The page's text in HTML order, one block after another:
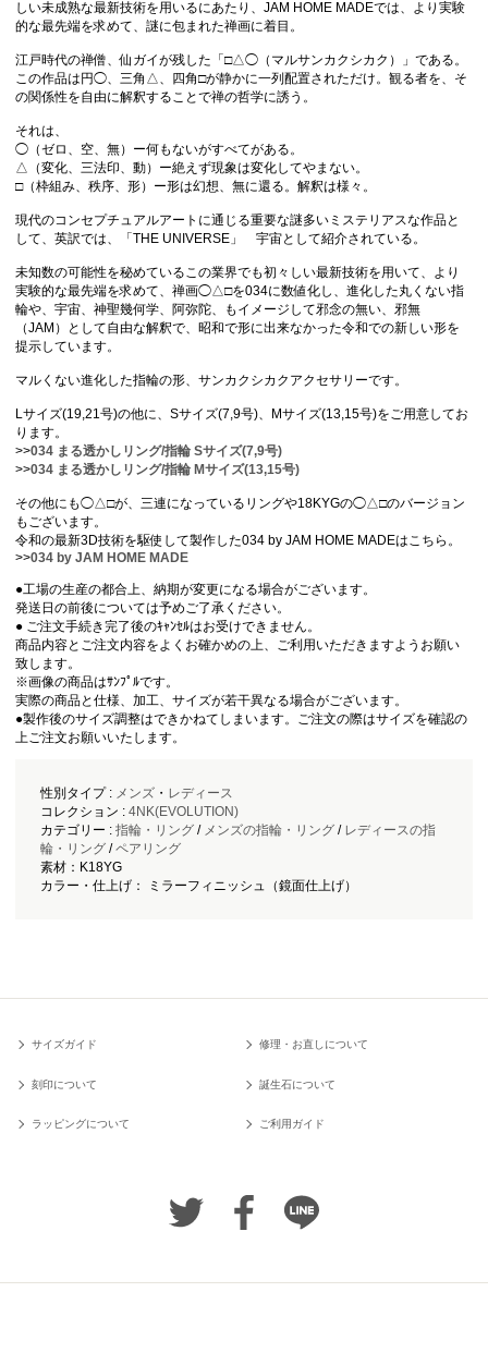
しい未成熟な最新技術を用いるにあたり、JAM HOME MADEでは、より実験
的な最先端を求めて、謎に包まれた禅画に着目。
江戸時代の禅僧、仙ガイが残した「□△◯（マルサンカクシカク）」である。
この作品は円◯、三角△、四角□が静かに一列配置されただけ。観る者を、そ
の関係性を自由に解釈することで禅の哲学に誘う。
それは、
◯（ゼロ、空、無）ー何もないがすべてがある。
△（変化、三法印、動）ー絶えず現象は変化してやまない。
□（枠組み、秩序、形）ー形は幻想、無に還る。解釈は様々。
現代のコンセプチュアルアートに通じる重要な謎多いミステリアスな作品と
して、英訳では、「THE UNIVERSE」 宇宙として紹介されている。
未知数の可能性を秘めているこの業界でも初々しい最新技術を用いて、より
実験的な最先端を求めて、禅画◯△□を034に数値化し、進化した丸くない指
輪や、宇宙、神聖幾何学、阿弥陀、もイメージして邪念の無い、邪無
（JAM）として自由な解釈で、昭和で形に出来なかった令和での新しい形を
提示しています。
マルくない進化した指輪の形、サンカクシカクアクセサリーです。
Lサイズ(19,21号)の他に、Sサイズ(7,9号)、Mサイズ(13,15号)をご用意してお
ります。
>>034 まる透かしリング/指輪 Sサイズ(7,9号)
>>034 まる透かしリング/指輪 Mサイズ(13,15号)
その他にも◯△□が、三連になっているリングや18KYGの◯△□のバージョン
もございます。
令和の最新3D技術を駆使して製作した034 by JAM HOME MADEはこちら。
>>034 by JAM HOME MADE
●工場の生産の都合上、納期が変更になる場合がございます。
発送日の前後については予めご了承ください。
● ご注文手続き完了後のｷｬﾝｾﾙはお受けできません。
商品内容とご注文内容をよくお確かめの上、ご利用いただきますようお願い
致します。
※画像の商品はｻﾝﾌﾟﾙです。
実際の商品と仕様、加工、サイズが若干異なる場合がございます。
●製作後のサイズ調整はできかねてしまいます。ご注文の際はサイズを確認の
上ご注文お願いいたします。
性別タイプ : メンズ・ レディース
コレクション : 4NK(EVOLUTION)
カテゴリー : 指輪・リング/ メンズの指輪・リング/ レディースの指
輪・リング/ペアリング
素材：K18YG
カラー・仕上げ： ミラーフィニッシュ（鏡面仕上げ）
サイズガイド 修理・お直しについて
刻印について 誕生石について
ラッピングについて ご利用ガイド